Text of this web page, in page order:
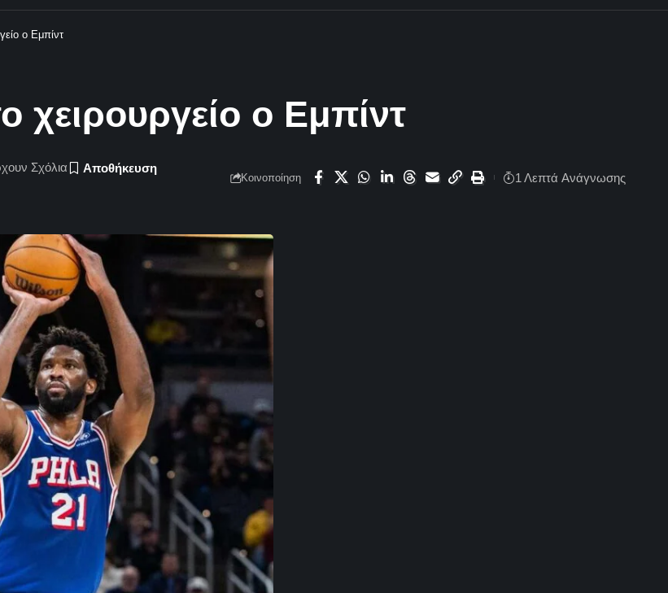
ο Εμπίντ
χειρουργείο ο Εμπίντ
Σχόλια
Κοινοποίηση 1 Λεπτά Aνάγνωσης